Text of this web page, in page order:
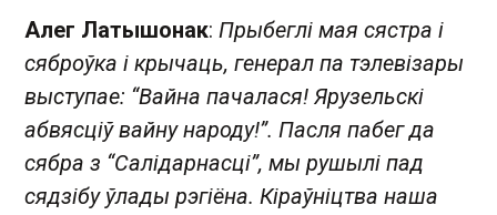
Алег Латышонак: Прыбеглі мая сястра і
сяброўка і крычаць, генерал па тэлевізары
выступае: “Вайна пачалася! Ярузельскі
абвясціў вайну народу!”. Пасля пабег да
сябра з “Салідарнасці”, мы рушылі пад
сядзібу ўлады рэгіёна. Кіраўніцтва наша